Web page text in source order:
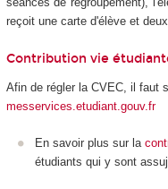
reçoit une carte d'élève et
Contribution vie
Afin de régler la CVEC, il faut
messervices.etudiant.gouv.fr
En savoir plus sur la
étudiants qui y sont